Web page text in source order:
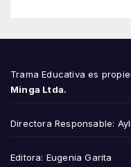
Trama Educativa es
Minga Ltda.
Directora Responsable:
Editora: Eugenia Garita